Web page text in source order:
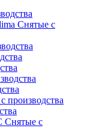
Снятые с
производства
Снятые с